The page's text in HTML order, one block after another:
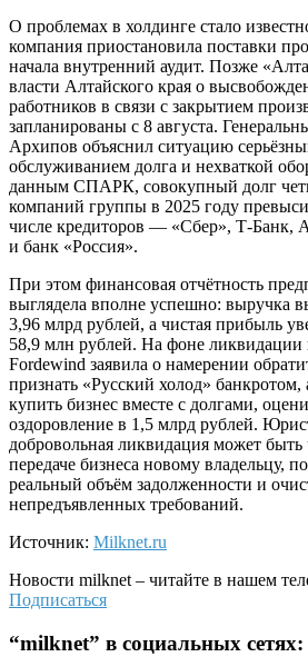
О проблемах в холдинге стало
компания приостановила поставки
начала внутренний аудит. Позже
власти Алтайского края о
работников в связи с закрытием
запланированы с 8 августа.
Архипов объяснил ситуацию
обслуживанием долга и нехваткой
данным СПАРК, совокупный долг
компаний группы в 2025 году
числе кредиторов — «Сбер», Т-Банк,
и банк «Россия».
При этом финансовая отчётность
выглядела вполне успешно: выручка
3,96 млрд рублей, а чистая прибыль
58,9 млн рублей. На фоне ликвидации
Fordewind заявила о намерении
признать «Русский холод»
купить бизнес вместе с долгами,
оздоровление в 1,5 млрд рублей.
добровольная ликвидация может быть
передаче бизнеса новому владельцу,
реальный объём задолженности и
непредъявленных требований.
Источник: Milknet.ru
Новости milknet – читайте в нашем
Подписаться
“milknet” в социальных сетях: